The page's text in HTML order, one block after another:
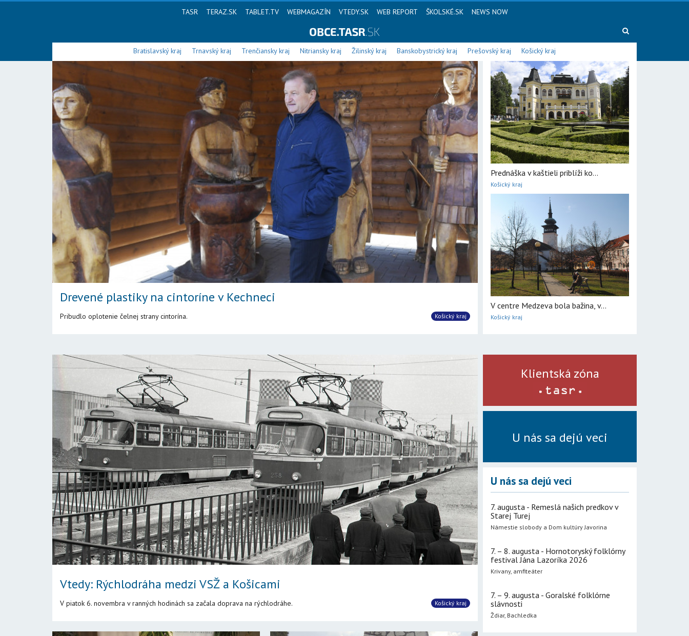
TASR TERAZ.SK TABLET.TV WEBMAGAZÍN VTEDY.SK WEB REPORT ŠKOLSKÉ.SK NEWS NOW
Bratislavský kraj Trnavský kraj Trenčiansky kraj Nitriansky kraj Žilinský kraj Banskobystrický kraj Prešovský kraj Košický kraj
Drevené plastiky na cintoríne v Kechneci
Pribudlo oplotenie čelnej strany cintorína. Košický kraj
Prednáška v kaštieli priblíži ko...
Košický kraj
V centre Medzeva bola bažina, v...
Košický kraj
Vtedy: Rýchlodráha medzi VSŽ a Košicami
V piatok 6. novembra v ranných hodinách sa začala doprava na rýchlodráhe. Košický kraj
Klientská zóna
U nás sa dejú veci
U nás sa dejú veci
7. augusta - Remeslá našich predkov v
Starej Turej
Námestie slobody a Dom kultúry Javorina
7. – 8. augusta - Hornotoryský folklórny
festival Jána Lazoríka 2026
Krivany, amfiteáter
7. – 9. augusta - Goralské folklórne
slávnosti
Ždiar, Bachledka